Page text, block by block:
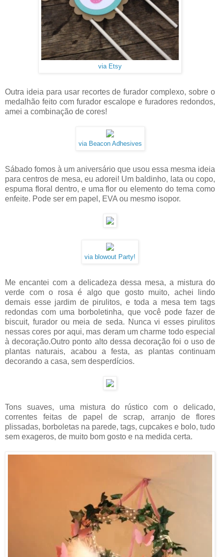
via Etsy
Outra ideia para usar recortes de furador complexo, sobre o
medalhão feito com furador escalope e furadores redondos,
amei a combinação de cores!
via Beacon Adhesives
Sábado fomos à um aniversário que usou essa mesma ideia
para centros de mesa, eu adorei! Um baldinho, lata ou copo,
espuma floral dentro, e uma flor ou elemento do tema como
enfeite. Pode ser em papel, EVA ou mesmo isopor.
via blowout Party!
Me encantei com a delicadeza dessa mesa, a mistura do
verde com o rosa é algo que gosto muito, achei lindo
demais esse jardim de pirulitos, e toda a mesa tem tags
redondas com uma borboletinha, que você pode fazer de
biscuit, furador ou meia de seda. Nunca vi esses pirulitos
nessas cores por aqui, mas deram um charme todo especial
à decoração.Outro ponto alto dessa decoração foi o uso de
plantas naturais, acabou a festa, as plantas continuam
decorando a casa, sem desperdícios.
Tons suaves, uma mistura do rústico com o delicado,
correntes feitas de papel de scrap, arranjo de flores
plissadas, borboletas na parede, tags, cupcakes e bolo, tudo
sem exageros, de muito bom gosto e na medida certa.